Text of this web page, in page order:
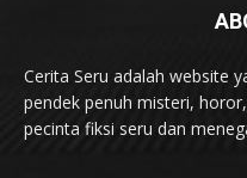
Cerita Seru adalah website
pendek penuh misteri,
pecinta fiksi seru dan